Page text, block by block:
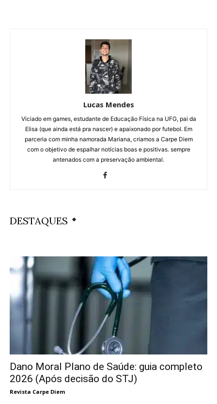
Lucas Mendes
Viciado em games, estudante de Educação Física na UFG, pai da
Elisa (que ainda está pra nascer) e apaixonado por futebol. Em
parceria com minha namorada Mariana, criamos a Carpe Diem
com o objetivo de espalhar notícias boas e positivas. sempre
antenados com a preservação ambiental.
DESTAQUES
Dano Moral Plano de Saúde: guia completo
2026 (Após decisão do STJ)
Revista Carpe Diem